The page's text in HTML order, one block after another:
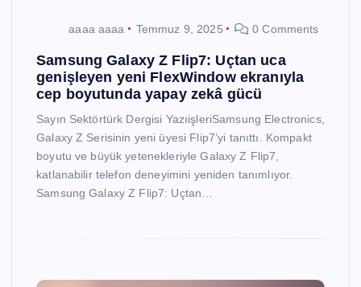
aaaa aaaa Temmuz 9, 2025 0 Comments
Samsung Galaxy Z Flip7: Uçtan uca
genişleyen yeni FlexWindow ekranıyla
cep boyutunda yapay zekâ gücü
Sayın Sektörtürk Dergisi YazıişleriSamsung Electronics,
Galaxy Z Serisinin yeni üyesi Flip7’yi tanıttı. Kompakt
boyutu ve büyük yetenekleriyle Galaxy Z Flip7,
katlanabilir telefon deneyimini yeniden tanımlıyor.
Samsung Galaxy Z Flip7: Uçtan…